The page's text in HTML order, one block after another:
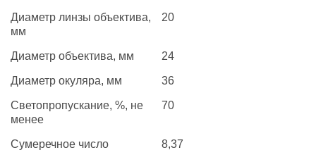
Диаметр линзы объектива,
мм
20
Диаметр объектива, мм 24
Диаметр окуляра, мм 36
Светопропускание, %, не
менее
70
Сумеречное число 8,37